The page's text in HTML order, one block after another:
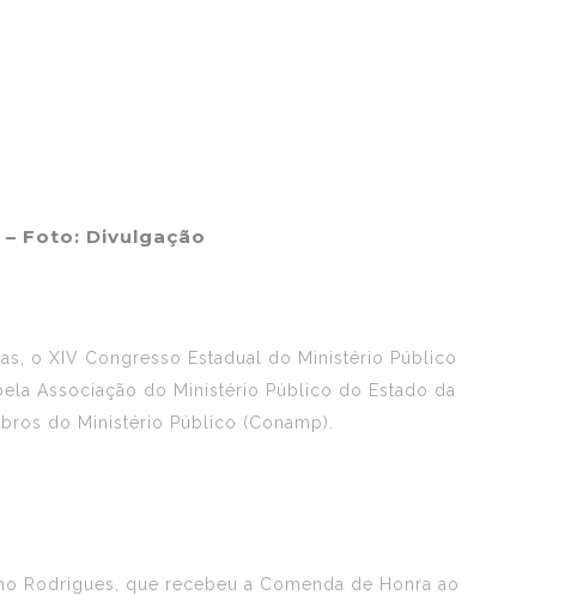
Foto: Divulgação
o XIV Congresso Estadual do Ministério Público
Associação do Ministério Público do Estado da
do Ministério Público (Conamp).
Rodrigues, que recebeu a Comenda de Honra ao